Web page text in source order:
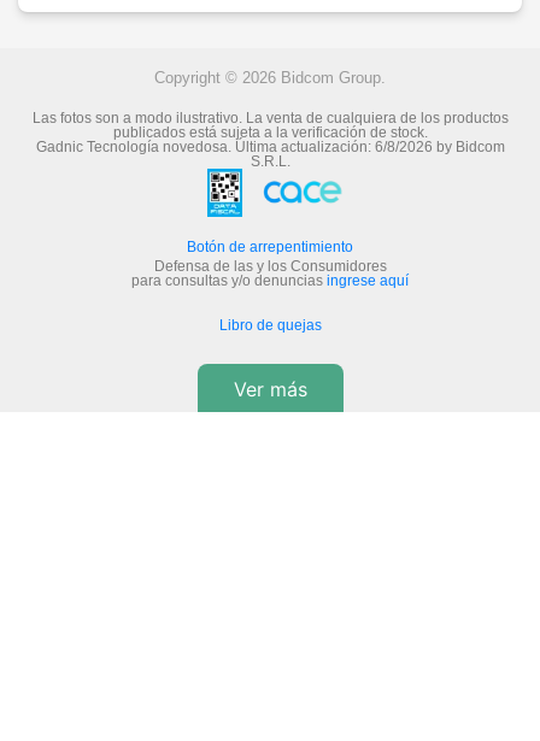
Copyright © 2026 Bidcom Group.
Las fotos son a modo ilustrativo. La venta de cualquiera de los productos
publicados está sujeta a la verificación de stock.
Gadnic Tecnología novedosa.Última actualización: 6/8/2026 by Bidcom
S.R.L.
Botón de arrepentimiento
Defensa de las y los Consumidores
para consultas y/o denuncias ingrese aquí
Libro de quejas
Ver más